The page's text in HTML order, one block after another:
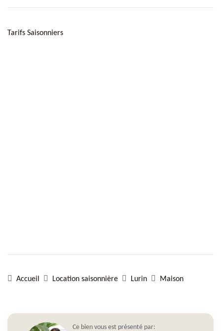
Tarifs Saisonniers
Accueil Location saisonnière Lurin Maison
Ce bien vous est présenté par: